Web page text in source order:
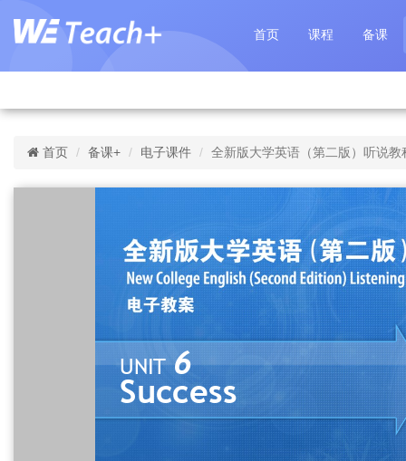
首页 课程 备课
首页 备课+ 电子课件 全新版大学英语（第二版）听说